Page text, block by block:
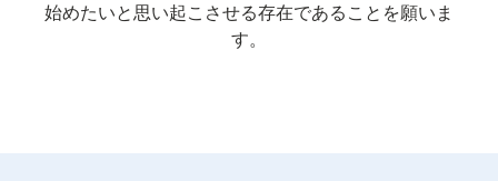
始めたいと思い起こさせる存在であることを願いま
す。